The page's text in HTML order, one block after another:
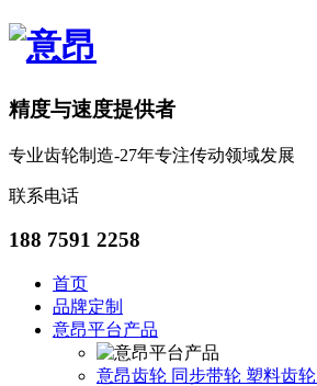
精度与速度提供者
专业齿轮制造-27年专注传动领域发展
联系电话
188 7591 2258
首页
品牌定制
意昂平台产品
意昂齿轮 同步带轮 塑料齿轮